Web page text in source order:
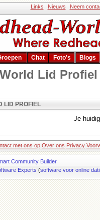
Links Nieuws Neem
Chat Foto's Blogs
Lid Profiel
LID PROFIEL
Je
met ons op Over ons Privacy
Community Builder
Experts (software voor online